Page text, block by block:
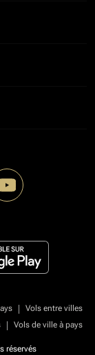
|
Vols entre villes
| Vols de ville à pays
réservés